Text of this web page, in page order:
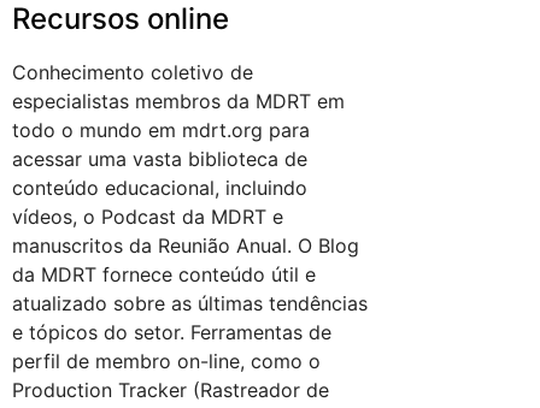
Recursos online
Conhecimento coletivo de
especialistas membros da MDRT em
todo o mundo em mdrt.org para
acessar uma vasta biblioteca de
conteúdo educacional, incluindo
vídeos, o Podcast da MDRT e
manuscritos da Reunião Anual. O Blog
da MDRT fornece conteúdo útil e
atualizado sobre as últimas tendências
e tópicos do setor. Ferramentas de
perfil de membro on-line, como o
Production Tracker (Rastreador de